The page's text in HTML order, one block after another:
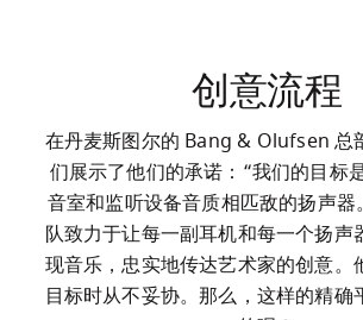
创意流程
在丹麦斯图尔的 Bang & Olufsen 总
们展示了他们的承诺：“我们的目标
音室和监听设备音质相匹敌的扬声
队致力于让每一副耳机和每一个扬声
现音乐，忠实地传达艺术家的创意。
目标时从不妥协。那么，这样的精确